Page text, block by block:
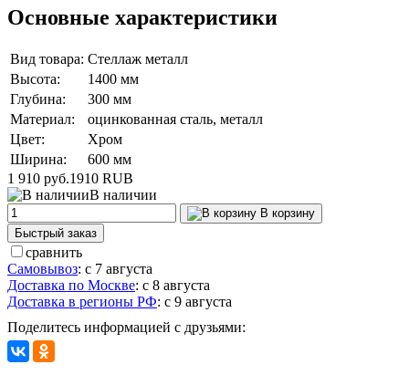
Основные характеристики
Вид товара: Стеллаж металл
Высота:
1400 мм
Глубина:
300 мм
Материал:
оцинкованная сталь, металл
Цвет:
Хром
Ширина:
600 мм
1 910 руб.1910 RUB
В наличии
В корзину
Быстрый заказ
сравнить
Самовывоз: с 7 августа
Доставка по Москве: с 8 августа
Доставка в регионы РФ: с 9 августа
Поделитесь информацией с друзьями: